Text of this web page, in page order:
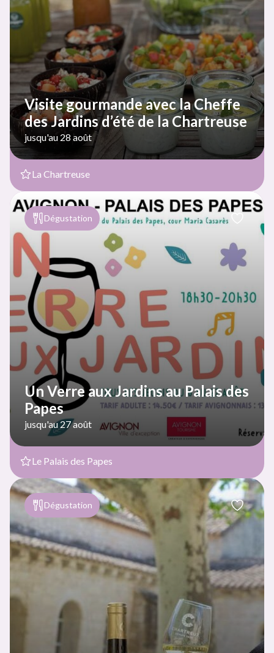
Visite gourmande avec la Cheffe
des Jardins d’été de la Chartreuse
jusqu'au 28 août
La Chartreuse
Un Verre aux Jardins au Palais des
Papes
jusqu'au 27 août
Dégustation
Le Palais des Papes
Dégustation